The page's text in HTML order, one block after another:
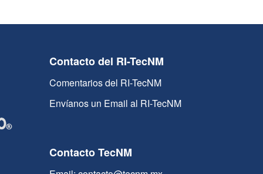
Contacto del RI-TecNM
Comentarios del RI-TecNM
Envíanos un Email al RI-TecNM
Contacto TecNM